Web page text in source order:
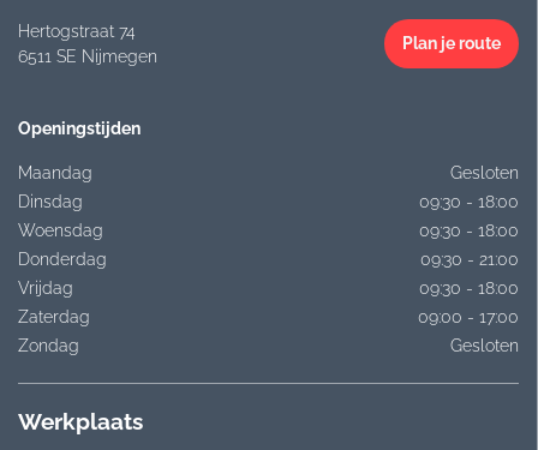
Hertogstraat 74
6511 SE Nijmegen
Plan je route
Openingstijden
Maandag
Gesloten
Dinsdag
09:30 - 18:00
Woensdag
09:30 - 18:00
Donderdag
09:30 - 21:00
Vrijdag
09:30 - 18:00
Zaterdag
09:00 - 17:00
Zondag
Gesloten
Werkplaats